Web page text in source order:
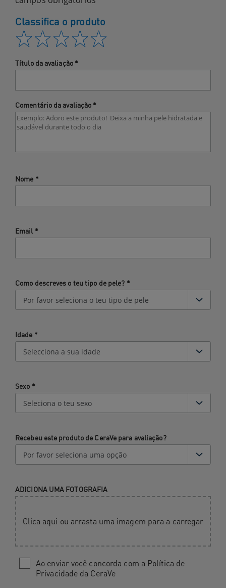
Classifica o produto
Título da avaliação *
Comentário da avaliação *
Nome *
Email *
Como descreves o teu tipo de pele? *
Idade *
Sexo *
Recebeu este produto de CeraVe para avaliação?
ADICIONA UMA FOTOGRAFIA
Clica aqui ou arrasta uma imagem para a carregar
Ao enviar você concorda com a Política de
Privacidade da CeraVe